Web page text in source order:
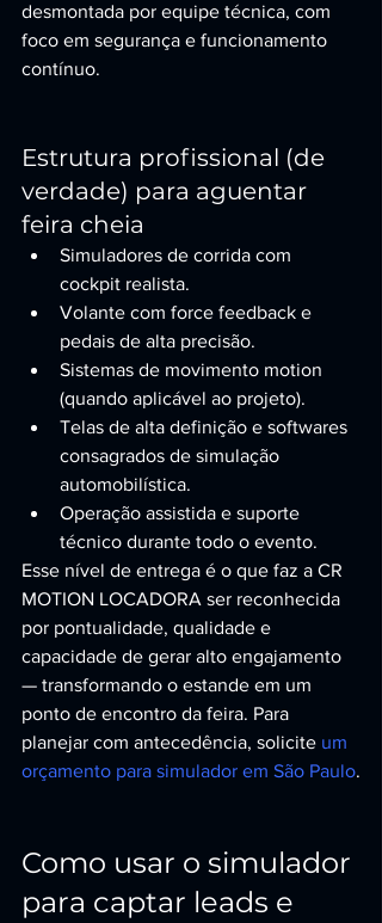
desmontada por equipe técnica, com
foco em segurança e funcionamento
contínuo.
Estrutura profissional (de
verdade) para aguentar
feira cheia
Simuladores de corrida com
cockpit realista.
Volante com force feedback e
pedais de alta precisão.
Sistemas de movimento motion
(quando aplicável ao projeto).
Telas de alta definição e softwares
consagrados de simulação
automobilística.
Operação assistida e suporte
técnico durante todo o evento.
Esse nível de entrega é o que faz a CR
MOTION LOCADORA ser reconhecida
por pontualidade, qualidade e
capacidade de gerar alto engajamento
— transformando o estande em um
ponto de encontro da feira. Para
planejar com antecedência, solicite um
orçamento para simulador em São Paulo.
Como usar o simulador
para captar leads e